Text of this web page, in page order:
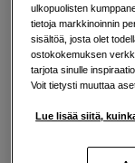
68 EUR
Määrä
ulkopuolisten
tietoja markkinoinnin
sisältöä, josta olet
ostokokemuksen
tarjota sinulle
Voit tietysti muuttaa
Lue lisää siitä,